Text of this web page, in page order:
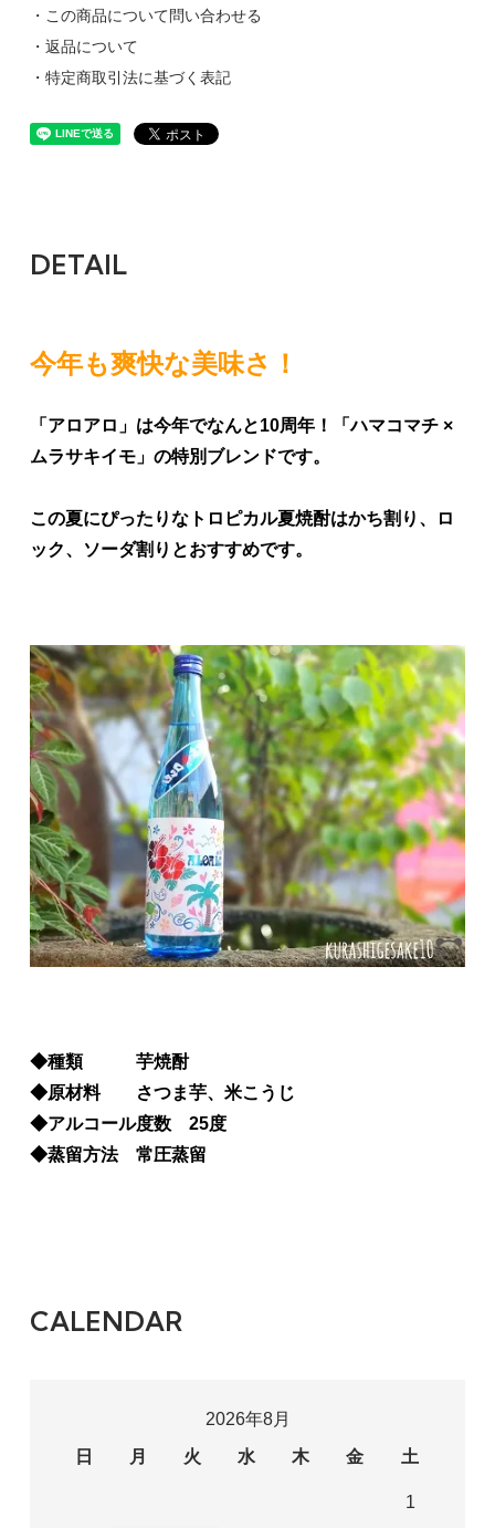
・この商品について問い合わせる
・返品について
・特定商取引法に基づく表記
DETAIL
今年も爽快な美味さ！
「アロアロ」は今年でなんと10周年！「ハマコマチ ×
ムラサキイモ」の特別ブレンドです。
この夏にぴったりなトロピカル夏焼酎はかち割り、ロ
ック、ソーダ割りとおすすめです。
◆種類 芋焼酎
◆原材料 さつま芋、米こうじ
◆アルコール度数 25度
◆蒸留方法 常圧蒸留
CALENDAR
2026年8月
日
月 火 水 木 金 土
1